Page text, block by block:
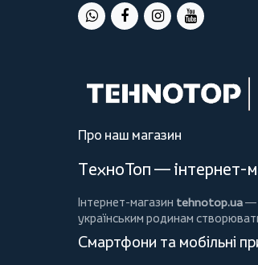
Про наш магазин
ТехноТоп — інтернет-
Інтернет-магазин tehnotop.ua—
українським родинам
Смартфони та мобільні